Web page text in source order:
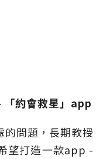
「約會救星」app
問題，長期教授
望打造一款app -